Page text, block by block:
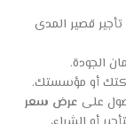
قصير المدى
الجودة.
أو مؤسستك.
على عرض سعر